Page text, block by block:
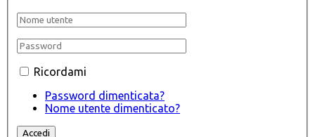
Ricordami
Password dimenticata?
Nome utente dimenticato?